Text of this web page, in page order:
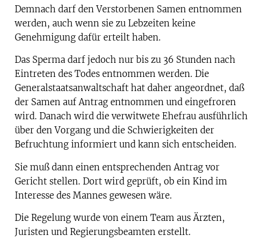
Demnach darf den Verstorbenen Samen entnommen
werden, auch wenn sie zu Lebzeiten keine
Genehmigung dafür erteilt haben.
Das Sperma darf jedoch nur bis zu 36 Stunden nach
Eintreten des Todes entnommen werden. Die
Generalstaatsanwaltschaft hat daher angeordnet, daß
der Samen auf Antrag entnommen und eingefroren
wird. Danach wird die verwitwete Ehefrau ausführlich
über den Vorgang und die Schwierigkeiten der
Befruchtung informiert und kann sich entscheiden.
Sie muß dann einen entsprechenden Antrag vor
Gericht stellen. Dort wird geprüft, ob ein Kind im
Interesse des Mannes gewesen wäre.
Die Regelung wurde von einem Team aus Ärzten,
Juristen und Regierungsbeamten erstellt.